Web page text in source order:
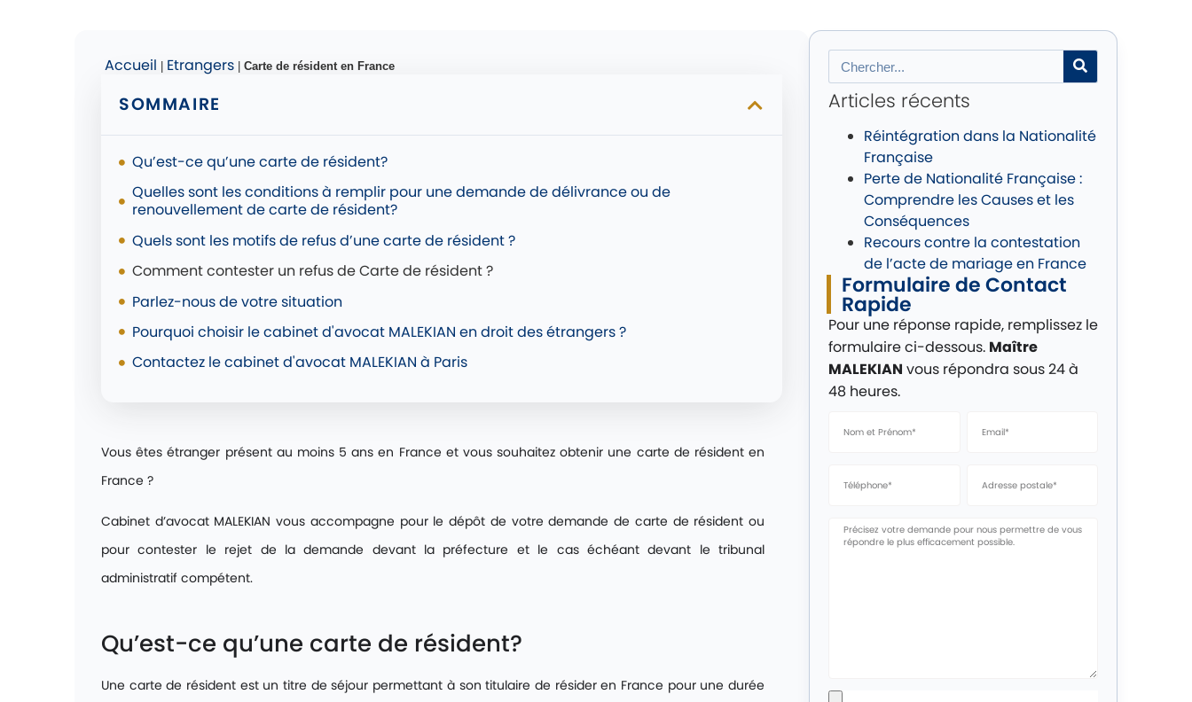
Accueil Etrangers Carte de résident en France
SOMMAIRE
Qu’est-ce qu’une carte de résident?
Quelles sont les conditions à remplir pour une demande de délivrance ou de
renouvellement de carte de résident?
Quels sont les motifs de refus d’une carte de résident ?
Comment contester un refus de Carte de résident ?
Parlez-nous de votre situation
Pourquoi choisir le cabinet d'avocat MALEKIAN en droit des étrangers ?
Contactez le cabinet d'avocat MALEKIAN à Paris
Vous êtes étranger présent au moins 5 ans en France et vous souhaitez obtenir une carte de résident en
France ?
Cabinet d’avocat MALEKIAN vous accompagne pour le dépôt de votre demande de carte de résident ou
pour contester le rejet de la demande devant la préfecture et le cas échéant devant le tribunal
administratif compétent.
Qu’est-ce qu’une carte de résident?
Une carte de résident est un titre de séjour permettant à son titulaire de résider en France pour une durée
Articles récents
Réintégration dans la Nationalité
Française
Perte de Nationalité Française :
Comprendre les Causes et les
Conséquences
Recours contre la contestation
de l’acte de mariage en France
Formulaire de Contact
Rapide
Pour une réponse rapide, remplissez le
formulaire ci-dessous. Maître
MALEKIAN vous répondra sous 24 à
48 heures.